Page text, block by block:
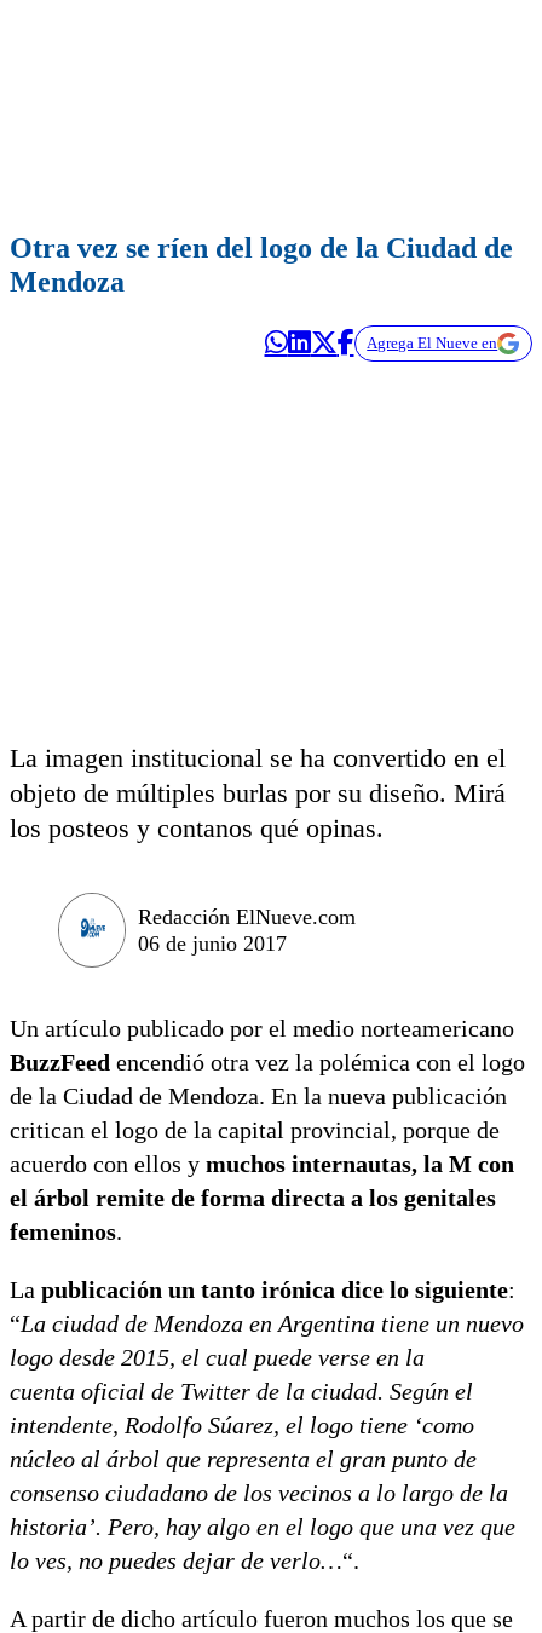
Otra vez se ríen del logo de la Ciudad de
Mendoza
Agrega El Nueve en
La imagen institucional se ha convertido en el
objeto de múltiples burlas por su diseño. Mirá
los posteos y contanos qué opinas.
Redacción ElNueve.com
06 de junio 2017
Un artículo publicado por el medio norteamericano
BuzzFeed encendió otra vez la polémica con el logo
de la Ciudad de Mendoza. En la nueva publicación
critican el logo de la capital provincial, porque de
acuerdo con ellos y muchos internautas, la M con
el árbol remite de forma directa a los genitales
femeninos.
La publicación un tanto irónica dice lo siguiente:
“La ciudad de Mendoza en Argentina tiene un nuevo
logo desde 2015, el cual puede verse en la
cuenta oficial de Twitter de la ciudad. Según el
intendente, Rodolfo Súarez, el logo tiene ‘como
núcleo al árbol que representa el gran punto de
consenso ciudadano de los vecinos a lo largo de la
historia’. Pero, hay algo en el logo que una vez que
lo ves, no puedes dejar de verlo…“.
A partir de dicho artículo fueron muchos los que se